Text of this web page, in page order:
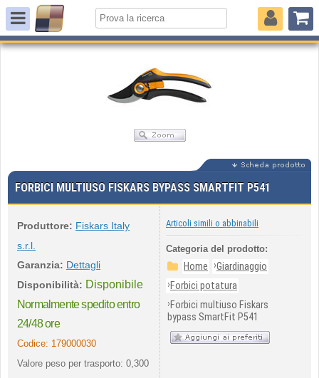
FORBICI MULTIUSO FISKARS BYPASS SMARTFIT P541
Produttore: Fiskars Italy
s.r.l.
Garanzia: Dettagli
Disponibilità: Disponibile
Normalmente spedito entro
24/48 ore
Codice: 179000030
Valore peso per trasporto: 0,300
Articoli simili o abbinabili
Categoria del prodotto:
Home ›Giardinaggio
›Forbici potatura
›Forbici multiuso Fiskars
bypass SmartFit P541